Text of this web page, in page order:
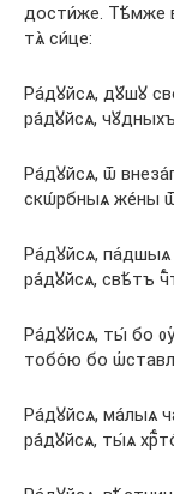
дости́же. Тѣ́мже
тѧ̀ си́це:
Ра́дꙋйсѧ, дꙋ́шꙋ
ра́дꙋйсѧ,
Ра́дꙋйсѧ, ѿ
скѡ́рбныѧ же́ны
Ра́дꙋйсѧ, па́дшыѧ
ра́дꙋйсѧ, свѣ́тъ
Ра́дꙋйсѧ, ты́ бо
тобо́ю бо
Ра́дꙋйсѧ, ма́лыѧ
ра́дꙋйсѧ, ты́ѧ